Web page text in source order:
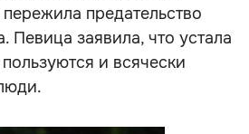
предательство
Певица заявила, что устала
и всячески